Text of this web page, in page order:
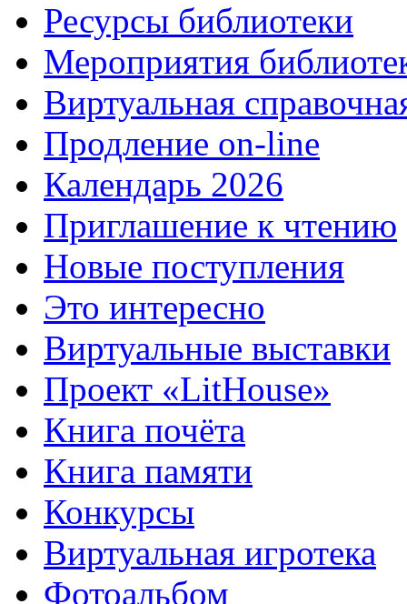
Ресурсы библиотеки
Мероприятия
Виртуальная
Продление on-line
Календарь 2026
Приглашение к чтению
Новые поступления
Это интересно
Виртуальные выставки
Проект «LitHouse»
Книга почёта
Книга памяти
Конкурсы
Виртуальная игротека
Фотоальбом